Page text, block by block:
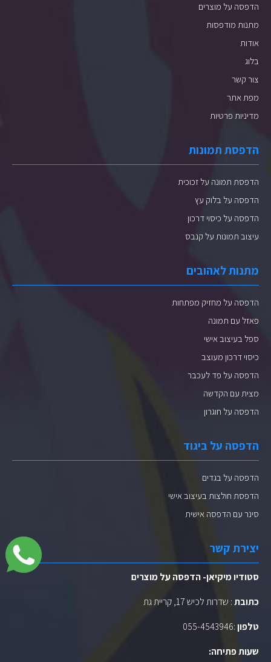
הדפסה על מוצרים
מתנות מודפסות
אודות
בלוג
צור קשר
מפת אתר
מדיניות פרטיות
הדפסת תמונות
הדפסת תמונה על זכוכית
הדפסה על בלוק עץ
הדפסה על כיסוי דרכון
עיצוב תמונות על קנבס
מתנות לאהובים
הדפסה על מחזיק מפתחות
פאזל עם תמונה
ספל בעיצוב אישי
כיסוי דרכון מעוצב
הדפסה על פד לעכבר
מצית עם הקדשה
הדפסה על חוגרון
הדפסה על ביגוד
הדפסה על בגדים
הדפסת חולצות בעיצוב אישי
סינר עם הדפסה אישית
יצירת קשר
סטודיו מיקיאן- הדפסה על מוצרים
כתובת: שדרות לכיש 17, קריית גת
טלפון:
055-4543946
שעות פתיחה: